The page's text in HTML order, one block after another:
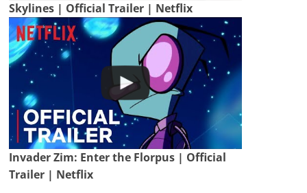
Skylines | Official Trailer | Netflix
Invader Zim: Enter the Florpus | Official
Trailer | Netflix